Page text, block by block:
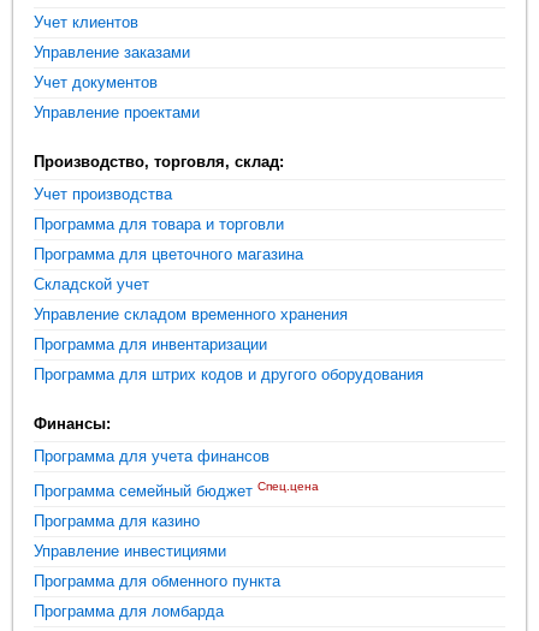
Учет клиентов
Управление заказами
Учет документов
Управление проектами
Производство, торговля, склад:
Учет производства
Программа для товара и торговли
Программа для цветочного магазина
Складской учет
Управление складом временного хранения
Программа для инвентаризации
Программа для штрих кодов и другого оборудования
Финансы:
Программа для учета финансов
Программа семейный бюджет Спец.цена
Программа для казино
Управление инвестициями
Программа для обменного пункта
Программа для ломбарда